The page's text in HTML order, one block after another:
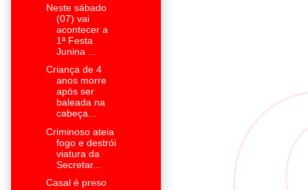
Neste sábado
(07) vai
acontecer a
1ª Festa
Junina ...
Criança de 4
anos morre
após ser
baleada na
cabeça...
Criminoso ateia
fogo e destrói
viatura da
Secretar...
Casal é preso